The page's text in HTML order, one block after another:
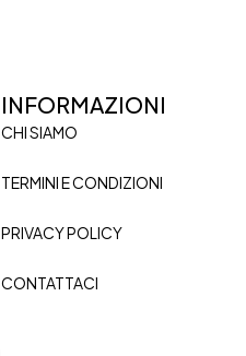
INFORMAZIONI
CHI SIAMO
TERMINI E CONDIZIONI
PRIVACY POLICY
CONTATTACI